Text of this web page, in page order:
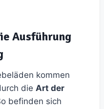
Ausführung
kommen
die Art der
befinden sich